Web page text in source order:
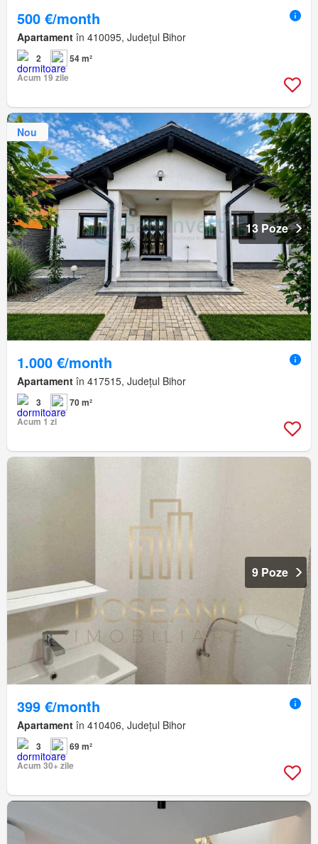
500 €/month
Apartament în 410095, Județul Bihor
2
54 m²
Acum 19 zile
Nou
13 Poze
1.000 €/month
Apartament în 417515, Județul Bihor
3
70 m²
Acum 1 zi
9 Poze
399 €/month
Apartament în 410406, Județul Bihor
3
69 m²
Acum 30+ zile